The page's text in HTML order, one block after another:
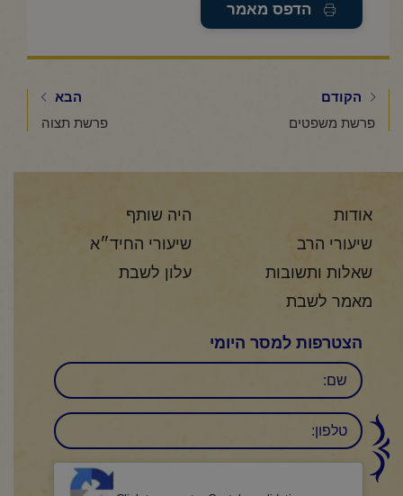
הדפס מאמר
הקודם
פרשת משפטים
הבא
פרשת תצוה
אודות
היה שותף
שיעורי הרב
שיעורי החיד״א
שאלות ותשובות
עלון לשבת
מאמר לשבת
הצטרפות למסר היומי
שם
טלפון: